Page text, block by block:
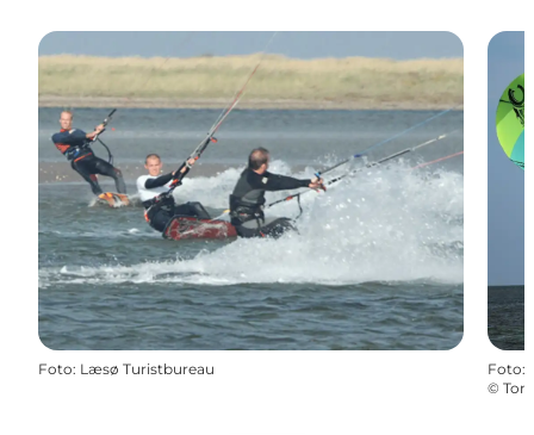
Foto: Læsø Turistbureau Foto:
©